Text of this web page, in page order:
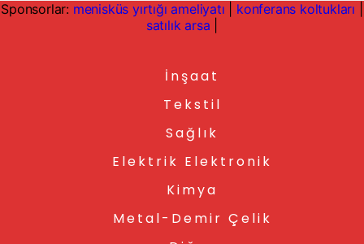
Sponsorlar: menisküs yırtığı ameliyatı konferans koltukları
satılık arsa
İnşaat
Tekstil
Sağlık
Elektrik Elektronik
Kimya
Metal-Demir Çelik